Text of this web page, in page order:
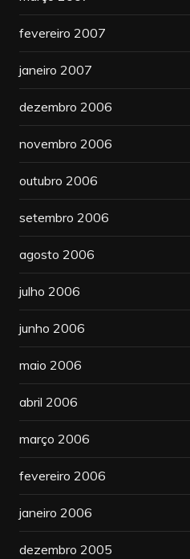
fevereiro 2007
janeiro 2007
dezembro 2006
novembro 2006
outubro 2006
setembro 2006
agosto 2006
julho 2006
junho 2006
maio 2006
abril 2006
março 2006
fevereiro 2006
janeiro 2006
dezembro 2005